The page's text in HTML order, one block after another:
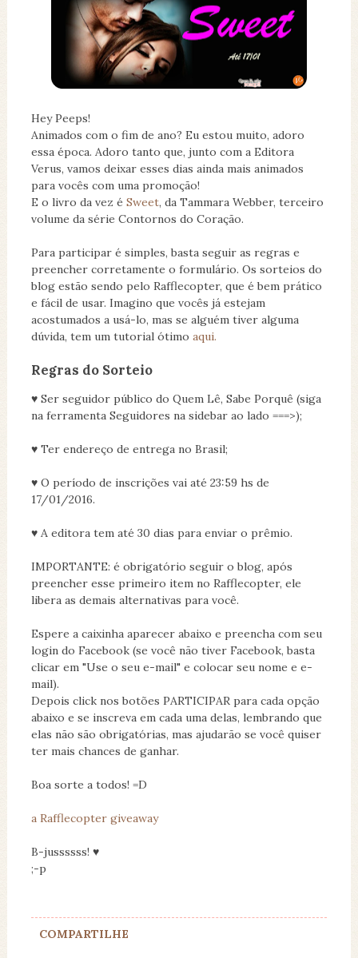
Hey Peeps!
Animados com o fim de ano? Eu estou muito, adoro
essa época. Adoro tanto que, junto com a Editora
Verus, vamos deixar esses dias ainda mais animados
para vocês com uma promoção!
E o livro da vez é Sweet, da Tammara Webber, terceiro
volume da série Contornos do Coração.
Para participar é simples, basta seguir as regras e
preencher corretamente o formulário. Os sorteios do
blog estão sendo pelo Rafflecopter, que é bem prático
e fácil de usar. Imagino que vocês já estejam
acostumados a usá-lo, mas se alguém tiver alguma
dúvida, tem um tutorial ótimo aqui.
Regras do Sorteio
♥ Ser seguidor público do Quem Lê, Sabe Porquê (siga
na ferramenta Seguidores na sidebar ao lado ===>);
♥ Ter endereço de entrega no Brasil;
♥ O período de inscrições vai até 23:59 hs de
17/01/2016.
♥ A editora tem até 30 dias para enviar o prêmio.
IMPORTANTE: é obrigatório seguir o blog, após
preencher esse primeiro item no Rafflecopter, ele
libera as demais alternativas para você.
Espere a caixinha aparecer abaixo e preencha com seu
login do Facebook (se você não tiver Facebook, basta
clicar em "Use o seu e-mail" e colocar seu nome e e-
mail).
Depois click nos botões PARTICIPAR para cada opção
abaixo e se inscreva em cada uma delas, lembrando que
elas não são obrigatórias, mas ajudarão se você quiser
ter mais chances de ganhar.
Boa sorte a todos! =D
a Rafflecopter giveaway
B-jussssss! ♥
;-p
COMPARTILHE